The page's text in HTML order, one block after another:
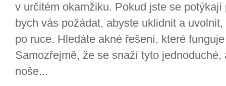
v určitém okamžiku. Pokud jste se
bych vás požádat, abyste uklidnit a
po ruce. Hledáte akné řešení, které
Samozřejmě, že se snaží tyto
noše...